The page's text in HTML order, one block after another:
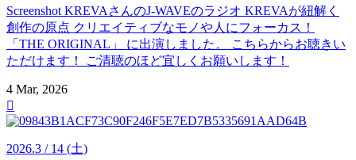
Screenshot KREVAさんのJ-WAVEのラジオ KREVAが紐解く
創作の原点 クリエイティブなモノや人にフォーカス！
「THE ORIGINAL」 に出演しました。 こちらからお聴きい
ただけます！ ご清聴のほど宜しくお願いします！
4 Mar, 2026

2026.3 / 14 (土)